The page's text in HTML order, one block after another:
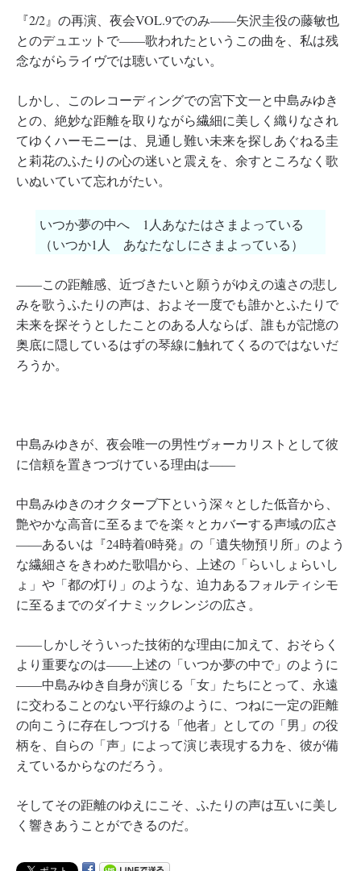
『2/2』の再演、夜会VOL.9でのみ――矢沢圭役の藤敏也
とのデュエットで――歌われたというこの曲を、私は残
念ながらライヴでは聴いていない。
しかし、このレコーディングでの宮下文一と中島みゆき
との、絶妙な距離を取りながら繊細に美しく織りなされ
てゆくハーモニーは、見通し難い未来を探しあぐねる圭
と莉花のふたりの心の迷いと震えを、余すところなく歌
いぬいていて忘れがたい。
いつか夢の中へ 1人あなたはさまよっている
（いつか1人 あなたなしにさまよっている）
――この距離感、近づきたいと願うがゆえの遠さの悲し
みを歌うふたりの声は、およそ一度でも誰かとふたりで
未来を探そうとしたことのある人ならば、誰もが記憶の
奥底に隠しているはずの琴線に触れてくるのではないだ
ろうか。
中島みゆきが、夜会唯一の男性ヴォーカリストとして彼
に信頼を置きつづけている理由は――
中島みゆきのオクターブ下という深々とした低音から、
艶やかな高音に至るまでを楽々とカバーする声域の広さ
――あるいは『24時着0時発』の「遺失物預リ所」のよう
な繊細さをきわめた歌唱から、上述の「らいしょらいし
ょ」や「都の灯り」のような、迫力あるフォルティシモ
に至るまでのダイナミックレンジの広さ。
――しかしそういった技術的な理由に加えて、おそらく
より重要なのは――上述の「いつか夢の中で」のように
――中島みゆき自身が演じる「女」たちにとって、永遠
に交わることのない平行線のように、つねに一定の距離
の向こうに存在しつづける「他者」としての「男」の役
柄を、自らの「声」によって演じ表現する力を、彼が備
えているからなのだろう。
そしてその距離のゆえにこそ、ふたりの声は互いに美し
く響きあうことができるのだ。